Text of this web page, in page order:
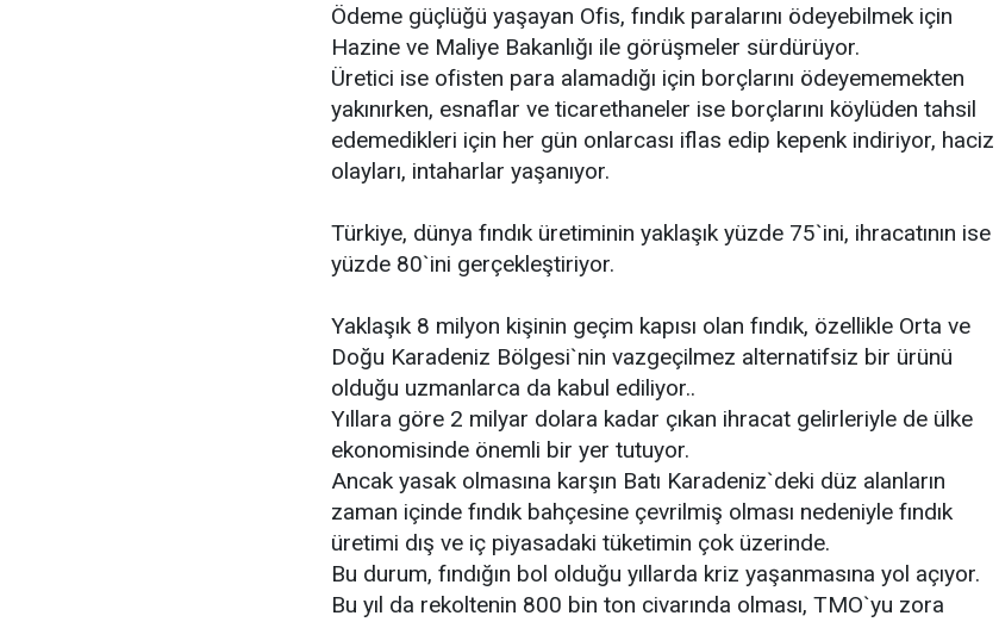
Ödeme güçlüğü yaşayan Ofis, fındık paralarını ödeyebilmek için
Hazine ve Maliye Bakanlığı ile görüşmeler sürdürüyor.
Üretici ise ofisten para alamadığı için borçlarını ödeyememekten
yakınırken, esnaflar ve ticarethaneler ise borçlarını köylüden tahsil
edemedikleri için her gün onlarcası iflas edip kepenk indiriyor, haciz
olayları, intaharlar yaşanıyor.
Türkiye, dünya fındık üretiminin yaklaşık yüzde 75`ini, ihracatının ise
yüzde 80`ini gerçekleştiriyor.
Yaklaşık 8 milyon kişinin geçim kapısı olan fındık, özellikle Orta ve
Doğu Karadeniz Bölgesi`nin vazgeçilmez alternatifsiz bir ürünü
olduğu uzmanlarca da kabul ediliyor..
Yıllara göre 2 milyar dolara kadar çıkan ihracat gelirleriyle de ülke
ekonomisinde önemli bir yer tutuyor.
Ancak yasak olmasına karşın Batı Karadeniz`deki düz alanların
zaman içinde fındık bahçesine çevrilmiş olması nedeniyle fındık
üretimi dış ve iç piyasadaki tüketimin çok üzerinde.
Bu durum, fındığın bol olduğu yıllarda kriz yaşanmasına yol açıyor.
Bu yıl da rekoltenin 800 bin ton civarında olması, TMO`yu zora